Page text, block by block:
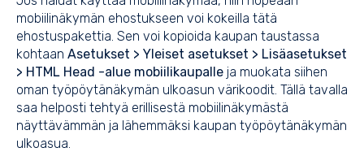
mobiilinäkymän ehostukseen voi kokeilla tätä
ehostuspakettia. Sen voi kopioida kaupan taustassa
kohtaan Asetukset > Yleiset asetukset > Lisäasetukset
> HTML Head -alue mobiilikaupalle ja muokata siihen
oman työpöytänäkymän ulkoasun värikoodit. Tällä tavalla
saa helposti tehtyä erillisestä mobiilinäkymästä
näyttävämmän ja lähemmäksi kaupan työpöytänäkymän
ulkoasua.